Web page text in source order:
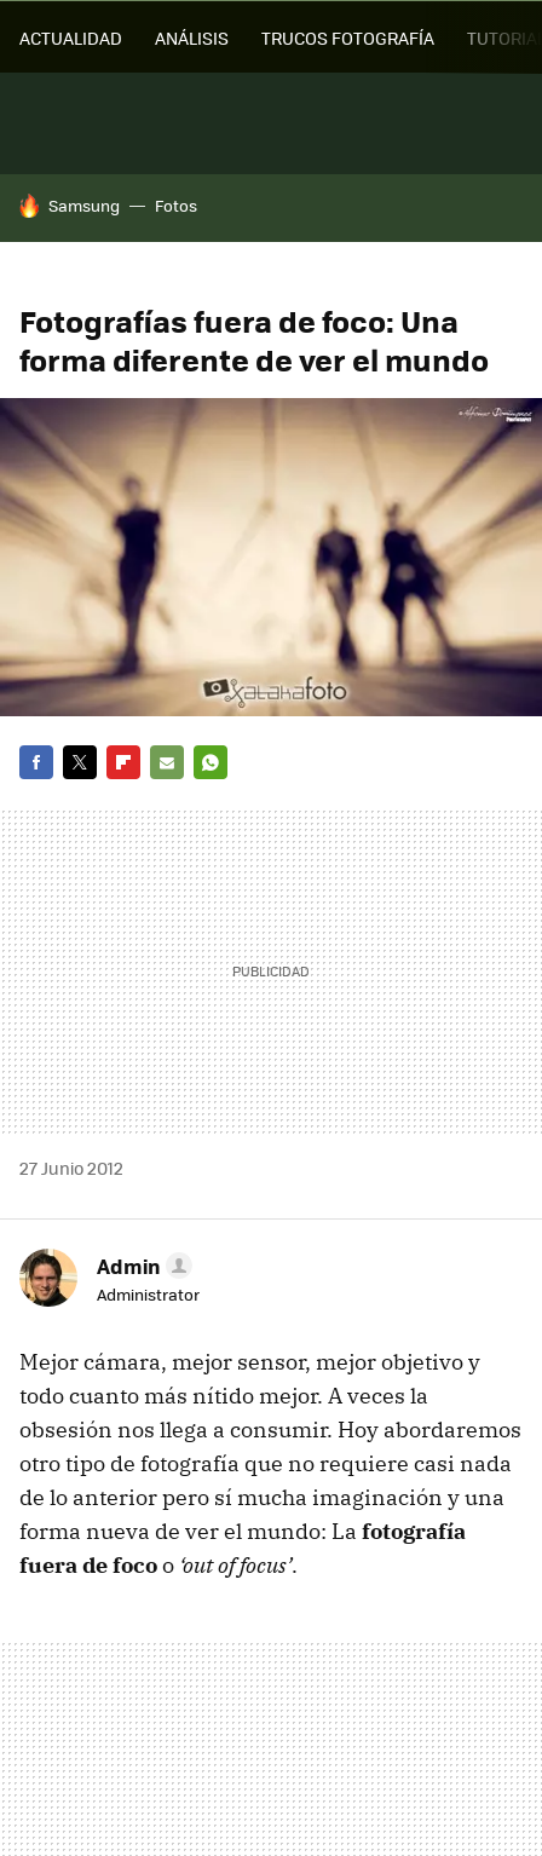
ACTUALIDAD ANÁLISIS TRUCOS FOTOGRAFÍA
HOY SE HABLA DE
Samsung Fotos
Fotografías fuera de foco: Una
forma diferente de ver el mundo
MAIL
27 Junio 2012
Admin
Administrator
Mejor cámara, mejor sensor, mejor objetivo y
todo cuanto más nítido mejor. A veces la
obsesión nos llega a consumir. Hoy abordaremos
otro tipo de fotografía que no requiere casi nada
de lo anterior pero sí mucha imaginación y una
forma nueva de ver el mundo: La fotografía
fuera de focoo ‘out of focus’.